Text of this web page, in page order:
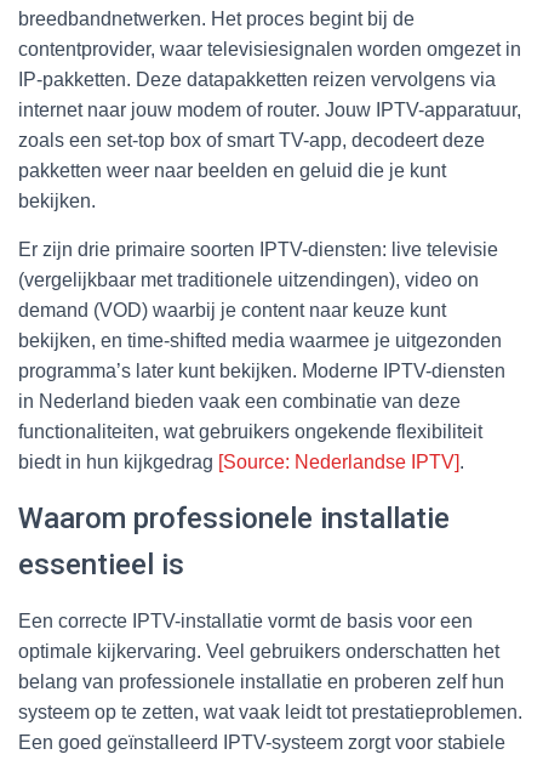
breedbandnetwerken. Het proces begint bij de
contentprovider, waar televisiesignalen worden omgezet in
IP-pakketten. Deze datapakketten reizen vervolgens via
internet naar jouw modem of router. Jouw IPTV-apparatuur,
zoals een set-top box of smart TV-app, decodeert deze
pakketten weer naar beelden en geluid die je kunt
bekijken.
Er zijn drie primaire soorten IPTV-diensten: live televisie
(vergelijkbaar met traditionele uitzendingen), video on
demand (VOD) waarbij je content naar keuze kunt
bekijken, en time-shifted media waarmee je uitgezonden
programma’s later kunt bekijken. Moderne IPTV-diensten
in Nederland bieden vaak een combinatie van deze
functionaliteiten, wat gebruikers ongekende flexibiliteit
biedt in hun kijkgedrag [Source: Nederlandse IPTV].
Waarom professionele installatie
essentieel is
Een correcte IPTV-installatie vormt de basis voor een
optimale kijkervaring. Veel gebruikers onderschatten het
belang van professionele installatie en proberen zelf hun
systeem op te zetten, wat vaak leidt tot prestatieproblemen.
Een goed geïnstalleerd IPTV-systeem zorgt voor stabiele